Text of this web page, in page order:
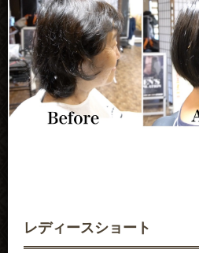
アワード
ご予約
講習依頼 採用情報
レディースショート